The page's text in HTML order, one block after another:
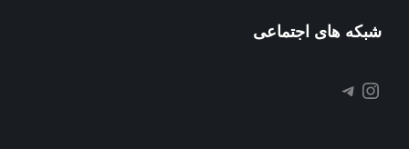
شبکه های اجتماعی
اینستاگرم
تلگرام